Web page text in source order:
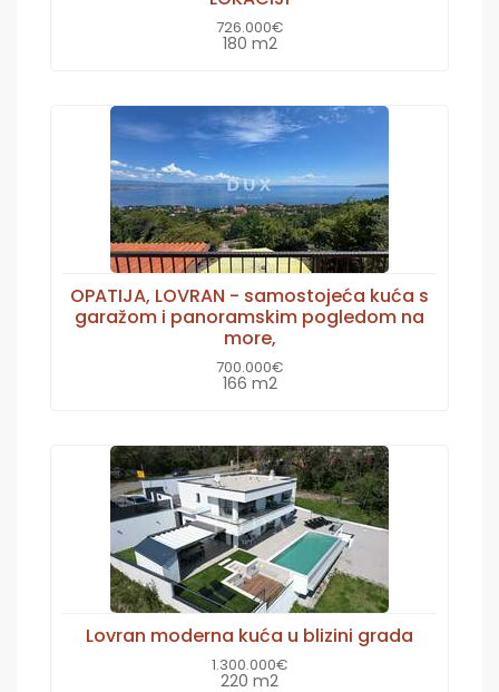
726.000€
180 m2
OPATIJA, LOVRAN - samostojeća kuća s
garažom i panoramskim pogledom na
more,
700.000€
166 m2
Lovran moderna kuća u blizini grada
1.300.000€
220 m2